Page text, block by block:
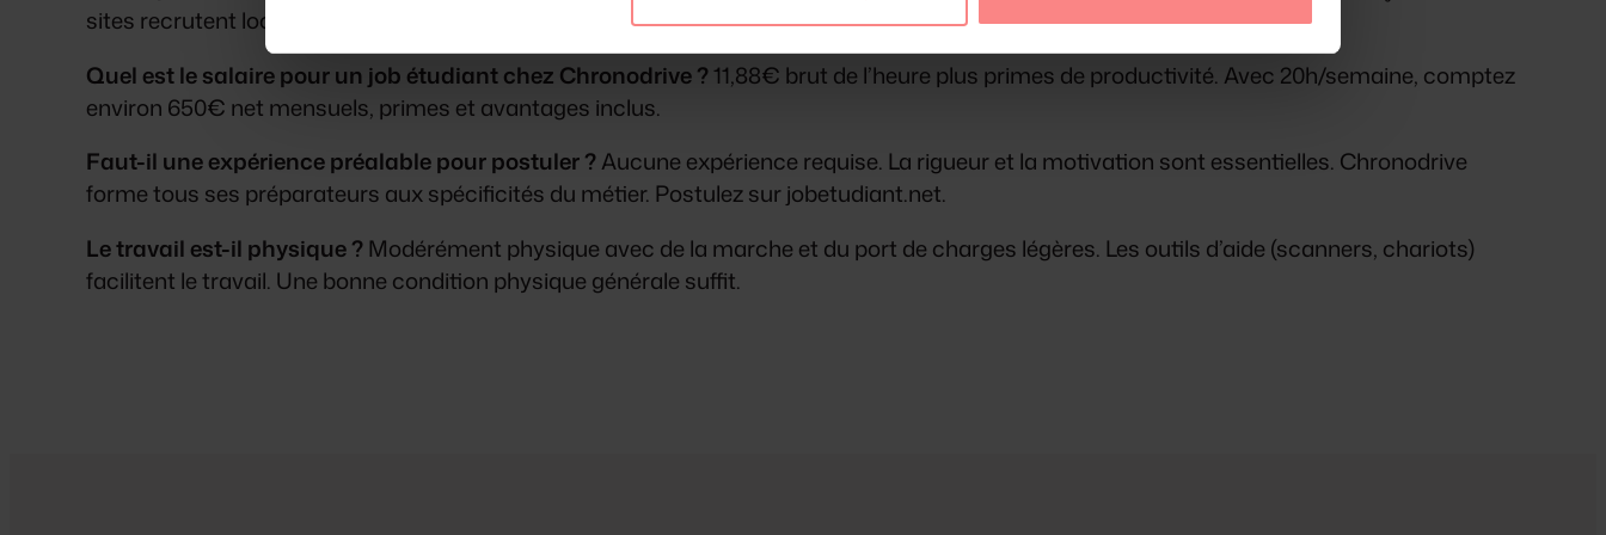
sites recrutent localement avec une préférence pour les candidats proches géographiquement.
Quel est le salaire pour un job étudiant chez Chronodrive ?11,88€ brut de l’heure plus primes de productivité. Avec 20h/semaine, comptez
environ 650€ net mensuels, primes et avantages inclus.
Faut-il une expérience préalable pour postuler ?Aucune expérience requise. La rigueur et la motivation sont essentielles. Chronodrive
forme tous ses préparateurs aux spécificités du métier. Postulez sur jobetudiant.net.
Le travail est-il physique ?Modérément physique avec de la marche et du port de charges légères. Les outils d’aide (scanners, chariots)
facilitent le travail. Une bonne condition physique générale suffit.